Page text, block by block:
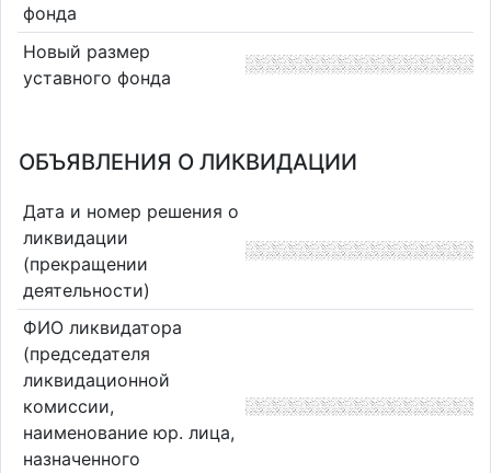
фонда
Новый размер
уставного фонда
ОБЪЯВЛЕНИЯ О ЛИКВИДАЦИИ
Дата и номер решения о
ликвидации
(прекращении
деятельности)
ФИО ликвидатора
(председателя
ликвидационной
комиссии,
наименование юр. лица,
назначенного